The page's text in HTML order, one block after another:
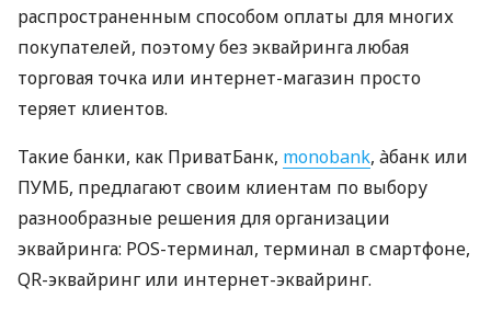
распространенным способом оплаты для многих
покупателей, поэтому без эквайринга любая
торговая точка или интернет-магазин просто
теряет клиентов.
Такие банки, как ПриватБанк, monobank, àбанк или
ПУМБ, предлагают своим клиентам по выбору
разнообразные решения для организации
эквайринга: POS-терминал, терминал в смартфоне,
QR-эквайринг или интернет-эквайринг.